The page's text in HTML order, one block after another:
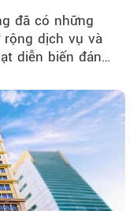
đã có những
dịch vụ và
diễn biến đáng